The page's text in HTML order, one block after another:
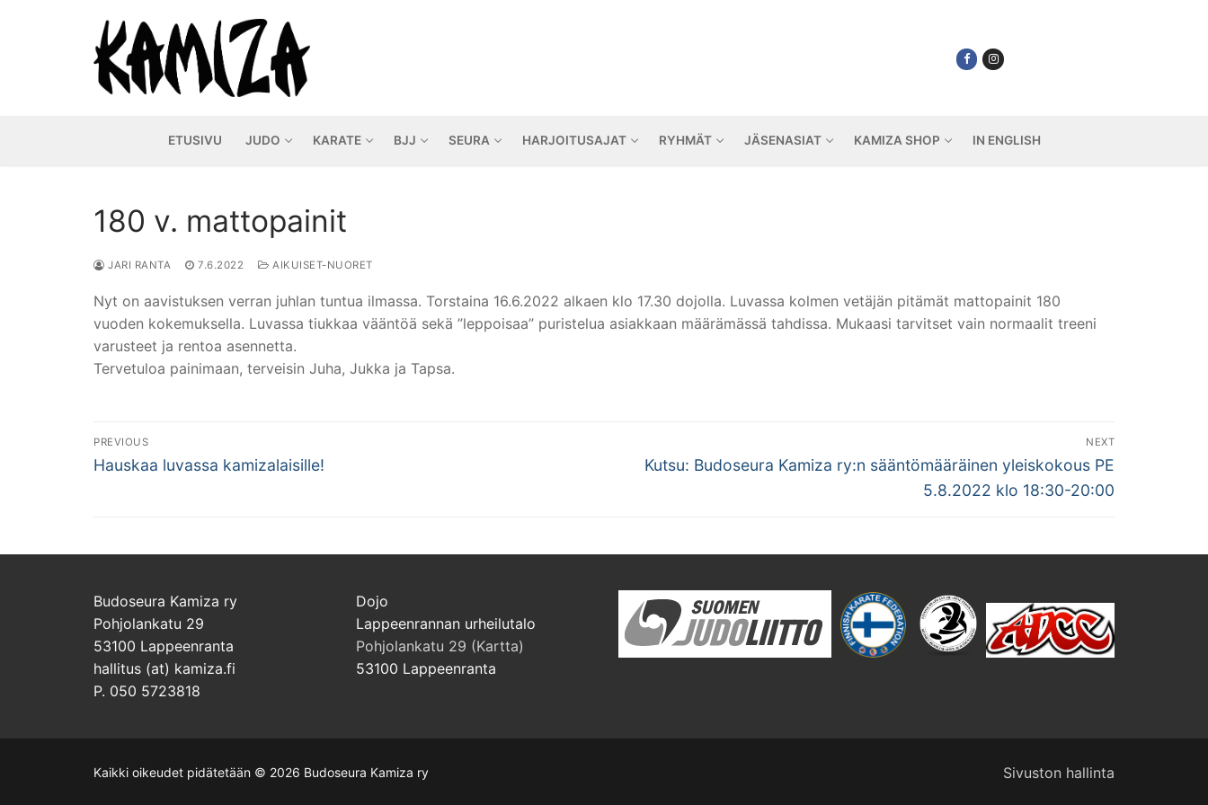
ETUSIVU JUDO KARATE BJJ SEURA HARJOITUSAJAT RYHMÄT JÄSENASIAT KAMIZA SHOP IN ENGLISH
180 v. mattopainit
JARI RANTA 7.6.2022 AIKUISET-NUORET
Nyt on aavistuksen verran juhlan tuntua ilmassa. Torstaina 16.6.2022 alkaen klo 17.30 dojolla. Luvassa kolmen vetäjän pitämät mattopainit 180
vuoden kokemuksella. Luvassa tiukkaa vääntöä sekä ”leppoisaa” puristelua asiakkaan määrämässä tahdissa. Mukaasi tarvitset vain normaalit treeni
varusteet ja rentoa asennetta.
Tervetuloa painimaan, terveisin Juha, Jukka ja Tapsa.
Artikkelien
selaus
PREVIOUS
Previous
Hauskaa luvassa kamizalaisille!
NEXT
Next
Kutsu: Budoseura Kamiza ry:n sääntömääräinen yleiskokous PE
5.8.2022 klo 18:30-20:00
Budoseura Kamiza ry
Pohjolankatu 29
53100 Lappeenranta
hallitus (at) kamiza.fi
P. 050 5723818
Dojo
Lappeenrannan urheilutalo
Pohjolankatu 29 (Kartta)
53100 Lappeenranta
Kaikki oikeudet pidätetään © 2026 Budoseura Kamiza ry Sivuston hallinta